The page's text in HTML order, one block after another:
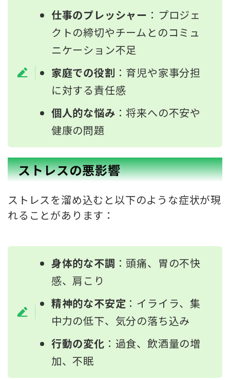
仕事のプレッシャー ：プロジェ
クトの締切やチームとのコミュ
ニケーション不足
家庭での役割 ：育児や家事分担
に対する責任感
個人的な悩み ：将来への不安や
健康の問題
ストレスの悪影響
ストレスを溜め込むと以下のような症状が現
れることがあります：
身体的な不調 ：頭痛、胃の不快
感、肩こり
精神的な不安定 ：イライラ、集
中力の低下、気分の落ち込み
行動の変化 ：過食、飲酒量の増
加、不眠